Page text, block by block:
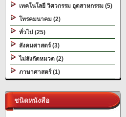
เทคโนโลยี วิศวกรรม อุตสาหกรรม (5)
โทรคมนาคม (2)
ทั่วไป (25)
สังคมศาสตร์ (3)
ไม่สังกัดหมวด (2)
ภาษาศาสตร์ (1)
ชนิดหนังสือ